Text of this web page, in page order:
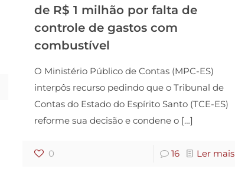
de R$ 1 milhão por falta de
controle de gastos com
combustível
O Ministério Público de Contas (MPC-ES)
interpôs recurso pedindo que o Tribunal de
Contas do Estado do Espírito Santo (TCE-ES)
reforme sua decisão e condene o[…]
0 16 Ler mais